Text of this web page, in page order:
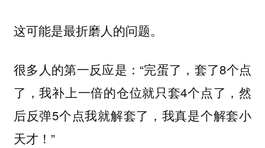
这可能是最折磨人的问题。
很多人的第一反应是：“完蛋了，套了8个点
了，我补上一倍的仓位就只套4个点了，然
后反弹5个点我就解套了，我真是个解套小
天才！”